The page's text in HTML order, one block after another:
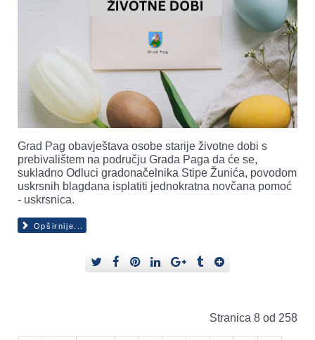
Grad Pag obavještava osobe starije životne dobi s
prebivalištem na području Grada Paga da će se,
sukladno Odluci gradonačelnika Stipe Žunića, povodom
uskrsnih blagdana isplatiti jednokratna novčana pomoć
- uskrsnica.
Opširnije...
Stranica 8 od 258